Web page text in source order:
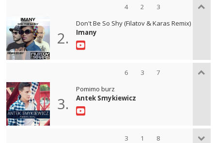
4 2 3
2.
Don't Be So Shy (Filatov & Karas Remix)
Imany
6 3 7
3.
Pomimo burz
Antek Smykiewicz
3 1 8